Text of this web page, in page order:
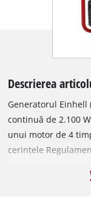
Descrierea
Generatorul Einhell
continuă de 2.100
unui motor de 4
cerințele
prize de 230 V,